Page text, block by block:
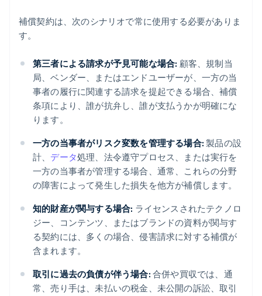
補償契約は、次のシナリオで常に使用する必要がありま
す。
第三者による請求が予見可能な場合: 顧客、規制当
局、ベンダー、またはエンドユーザーが、一方の当
事者の履行に関連する請求を提起できる場合、補償
条項により、誰が抗弁し、誰が支払うかが明確にな
ります。
一方の当事者がリスク変数を管理する場合: 製品の設
計、 データ処理、法令遵守プロセス、または実行を
一方の当事者が管理する場合、通常、これらの分野
の障害によって発生した損失を他方が補償します。
知的財産が関与する場合: ライセンスされたテクノロ
ジー、コンテンツ、またはブランドの資料が関与す
る契約には、多くの場合、侵害請求に対する補償が
含まれます。
取引に過去の負債が伴う場合: 合併や買収では、通
常、売り手は、未払いの税金、未公開の訴訟、取引